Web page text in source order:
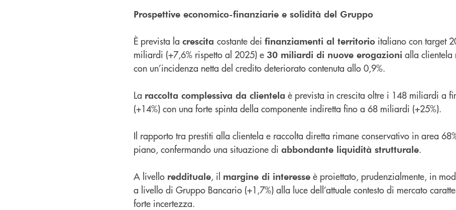
Prospettive economico-finanziarie e solidità del Gruppo
È prevista la crescita costante dei finanziamenti al territorio italiano con target
miliardi (+7,6% rispetto al 2025) e 30 miliardi di nuove erogazioni alla clientela
con un’incidenza netta del credito deteriorato contenuta allo 0,9%.
La raccolta complessiva da clientela è prevista in crescita oltre i 148 miliardi a
(+14%) con una forte spinta della componente indiretta fino a 68 miliardi (+25%).
Il rapporto tra prestiti alla clientela e raccolta diretta rimane conservativo in area
piano, confermando una situazione di abbondante liquidità strutturale.
A livello reddituale, il margine di interesse è proiettato, prudenzialmente, in
a livello di Gruppo Bancario (+1,7%) alla luce dell’attuale contesto di mercato
forte incertezza.